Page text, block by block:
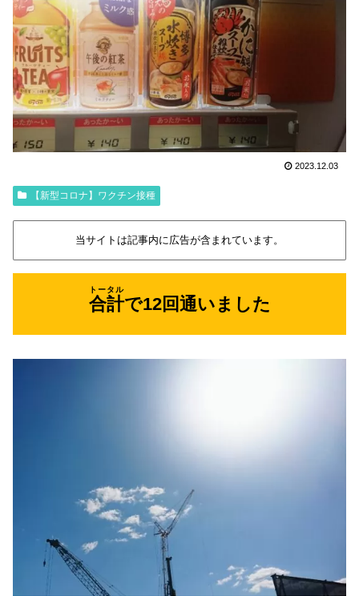
2023.12.03
【新型コロナ】ワクチン接種
当サイトは記事内に広告が含まれています。
合計
トータル
で12回通いました